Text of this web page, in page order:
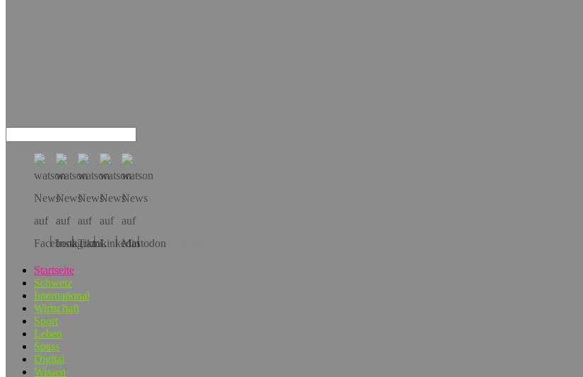
Hol dir die App!
Startseite
Schweiz
International
Wirtschaft
Sport
Leben
Spass
Digital
Wissen